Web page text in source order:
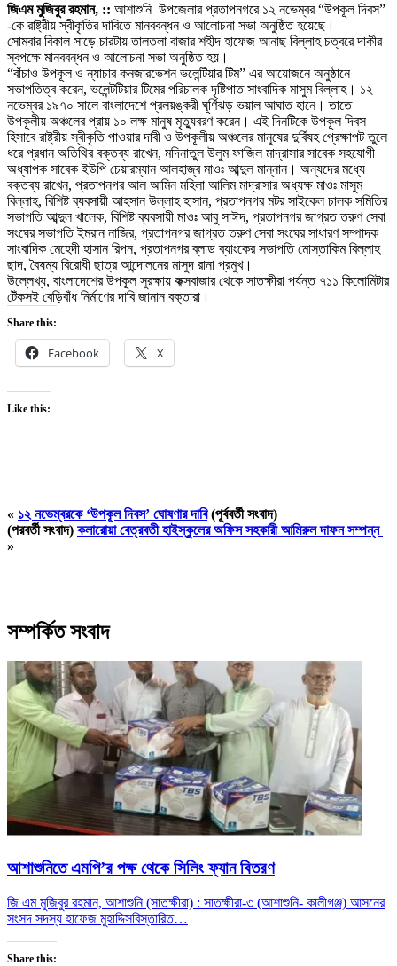
জিএম মুজিবুর রহমান, :: আশাশুনি উপজেলার প্রতাপনগরে ১২ নভেম্বর “উপকূল দিবস”
-কে রাষ্ট্রীয় স্বীকৃতির দাবিতে মানববন্ধন ও আলোচনা সভা অনুষ্ঠিত হয়েছে।
সোমবার বিকাল সাড়ে চারটায় তালতলা বাজার শহীদ হাফেজ আনাছ বিল্লাহ চত্বরে দাকীর
স্বপক্ষে মানববন্ধন ও আলোচনা সভা অনুষ্ঠিত হয়।
“বাঁচাও উপকূল ও ন্যাচার কনজারভেশন ভলেন্টিয়ার টিম” এর আয়োজনে অনুষ্ঠানে
সভাপতিত্ব করেন, ভলেন্টটিয়ার টিমের পরিচালক দৃষ্টিপাত সাংবাদিক মাসুম বিল্লাহ। ১২
নভেম্বর ১৯৭০ সালে বাংলাদেশে প্রলয়ঙ্করী ঘূর্ণিঝড় ভয়াল আঘাত হানে। তাতে
উপকূলীয় অঞ্চলের প্রায় ১০ লক্ষ মানুষ মৃত্যুবরণ করেন। এই দিনটিকে উপকূল দিবস
হিসাবে রাষ্ট্রীয় স্বীকৃতি পাওয়ার দাবী ও উপকূলীয় অঞ্চলের মানুষের দুর্বিষহ প্রেক্ষাপট তুলে
ধরে প্রধান অতিথির বক্তব্য রাখেন, মদিনাতুল উলুম ফাজিল মাদ্রাসার সাবেক সহযোগী
অধ্যাপক সাবেক ইউপি চেয়ারম্যান আলহাজ্ব মাওঃ আব্দুল মান্নান। অন্যদের মধ্যে
বক্তব্য রাখেন, প্রতাপনগর আল আমিন মহিলা আলিম মাদ্রাসার অধ্যক্ষ মাওঃ মাসুম
বিল্লাহ, বিশিষ্ট ব্যবসায়ী আহসান উল্লাহ হাসান, প্রতাপনগর মটর সাইকেল চালক সমিতির
সভাপতি আব্দুল খালেক, বিশিষ্ট ব্যবসায়ী মাওঃ আবু সাঈদ, প্রতাপনগর জাগ্রত তরুণ সেবা
সংঘের সভাপতি ইমরান নাজির, প্রতাপনগর জাগ্রত তরুণ সেবা সংঘের সাধারণ সম্পাদক
সাংবাদিক মেহেদী হাসান রিপন, প্রতাপনগর ব্লাড ব্যাংকের সভাপতি মোস্তাকিম বিল্লাহ
ছাদ, বৈষম্য বিরোধী ছাত্র আন্দোলনের মাসুদ রানা প্রমুখ।
উল্লেখ্য, বাংলাদেশের উপকূল সুরক্ষায় কক্সবাজার থেকে সাতক্ষীরা পর্যন্ত ৭১১ কিলোমিটার
টেঁকসই বেড়িবাঁধ নির্মাণের দাবি জানান বক্তারা।‌
Share this:
Facebook X
Like this:
« ১২ নভেম্বরকে ‘উপকূল দিবস’ ঘোষণার দাবি(পূর্ববর্তী সংবাদ)
(পরবর্তী সংবাদ) কলারোয়া বেত্রবতী হাইস্কুলের অফিস সহকারী আমিরুল দাফন সম্পন্ন
»
সম্পর্কিত সংবাদ
আশাশুনিতে এমপি’র পক্ষ থেকে সিলিং ফ্যান বিতরণ
জি এম মুজিবুর রহমান, আশাশুনি (সাতক্ষীরা) : সাতক্ষীরা-৩ (আশাশুনি- কালীগঞ্জ) আসনের
সংসদ সদস্য হাফেজ মুহাদ্দিসবিস্তারিত…
Share this: